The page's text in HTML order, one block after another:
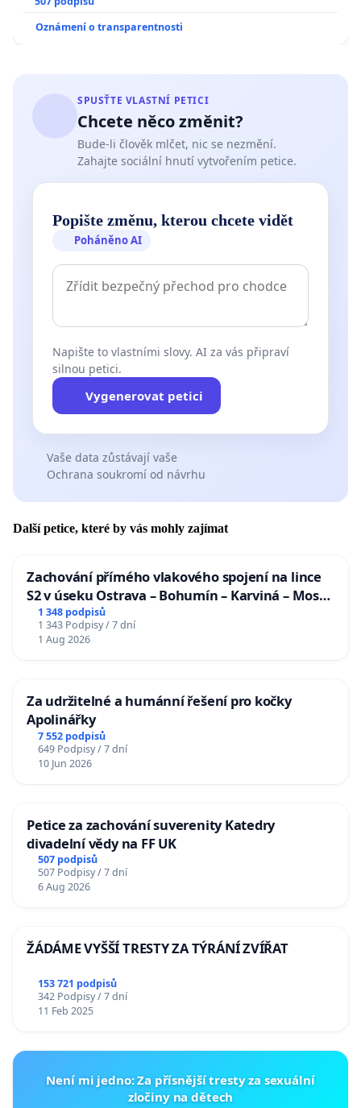
Oznámení o transparentnosti
SPUSŤTE VLASTNÍ PETICI
Chcete něco změnit?
Bude-li člověk mlčet, nic se nezmění.
Zahajte sociální hnutí vytvořením petice.
Popište změnu, kterou chcete vidět
Poháněno AI
Napište to vlastními slovy. AI za vás připraví
silnou petici.
Vygenerovat petici
Vaše data zůstávají vaše
Ochrana soukromí od návrhu
Další petice, které by vás mohly zajímat
Zachování přímého vlakového spojení na lince
S2 v úseku Ostrava – Bohumín – Karviná – Mosty
u Jablunkova
1 348 podpisů
1 343 Podpisy / 7 dní
1 Aug 2026
Za udržitelné a humánní řešení pro kočky
Apolinářky
7 552 podpisů
649 Podpisy / 7 dní
10 Jun 2026
Petice za zachování suverenity Katedry
divadelní vědy na FF UK
507 podpisů
507 Podpisy / 7 dní
6 Aug 2026
ŽÁDÁME VYŠŠÍ TRESTY ZA TÝRÁNÍ ZVÍŘAT
153 721 podpisů
342 Podpisy / 7 dní
11 Feb 2025
Není mi jedno: Za přísnější tresty za sexuální
zločiny na dětech